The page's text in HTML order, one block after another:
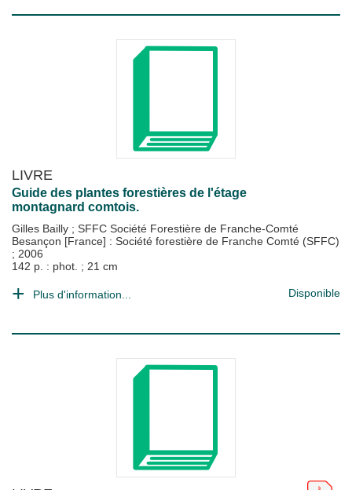
LIVRE
Guide des plantes forestières de l'étage
montagnard comtois.
Gilles Bailly ; SFFC Société Forestière de Franche-Comté
Besançon [France] : Société forestière de Franche Comté (SFFC)
; 2006
142 p. : phot. ; 21 cm
Plus d'information... Disponible